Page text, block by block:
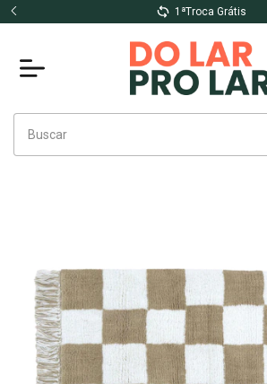
1ªTroca Grátis